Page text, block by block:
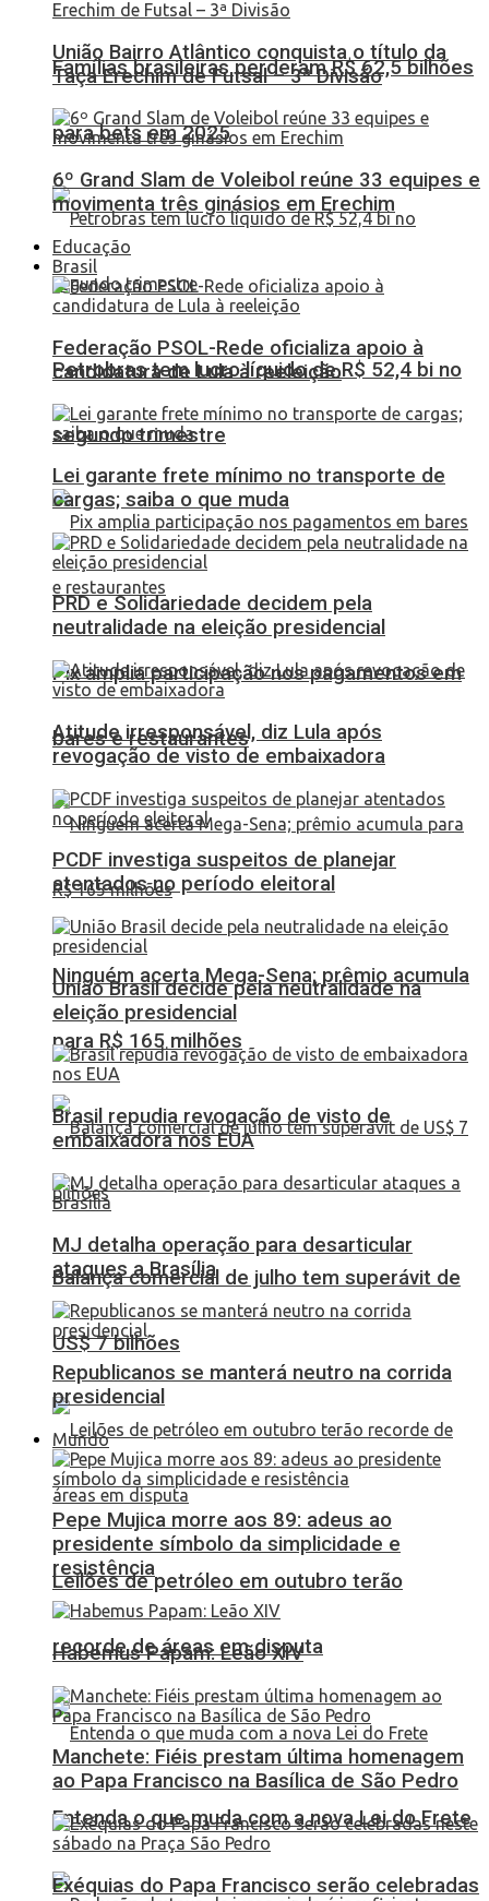
Famílias brasileiras perderam R$ 62,5 bilhões
para bets em 2025
Petrobras tem lucro líquido de R$ 52,4 bi no
segundo trimestre
Pix amplia participação nos pagamentos em
bares e restaurantes
Ninguém acerta Mega-Sena; prêmio acumula
para R$ 165 milhões
Balança comercial de julho tem superávit de
US$ 7 bilhões
Leilões de petróleo em outubro terão
recorde de áreas em disputa
Entenda o que muda com a nova Lei do Frete
União Bairro Atlântico conquista o título da
Taça Erechim de Futsal – 3ª Divisão
6º Grand Slam de Voleibol reúne 33 equipes e
movimenta três ginásios em Erechim
Educação
Brasil
Federação PSOL-Rede oficializa apoio à
candidatura de Lula à reeleição
Lei garante frete mínimo no transporte de
cargas; saiba o que muda
PRD e Solidariedade decidem pela
neutralidade na eleição presidencial
Atitude irresponsável, diz Lula após
revogação de visto de embaixadora
PCDF investiga suspeitos de planejar
atentados no período eleitoral
União Brasil decide pela neutralidade na
eleição presidencial
Brasil repudia revogação de visto de
embaixadora nos EUA
MJ detalha operação para desarticular
ataques a Brasília
Republicanos se manterá neutro na corrida
presidencial
Mundo
Pepe Mujica morre aos 89: adeus ao
presidente símbolo da simplicidade e
resistência
Habemus Papam: Leão XIV
Manchete: Fiéis prestam última homenagem
ao Papa Francisco na Basílica de São Pedro
Exéquias do Papa Francisco serão celebradas